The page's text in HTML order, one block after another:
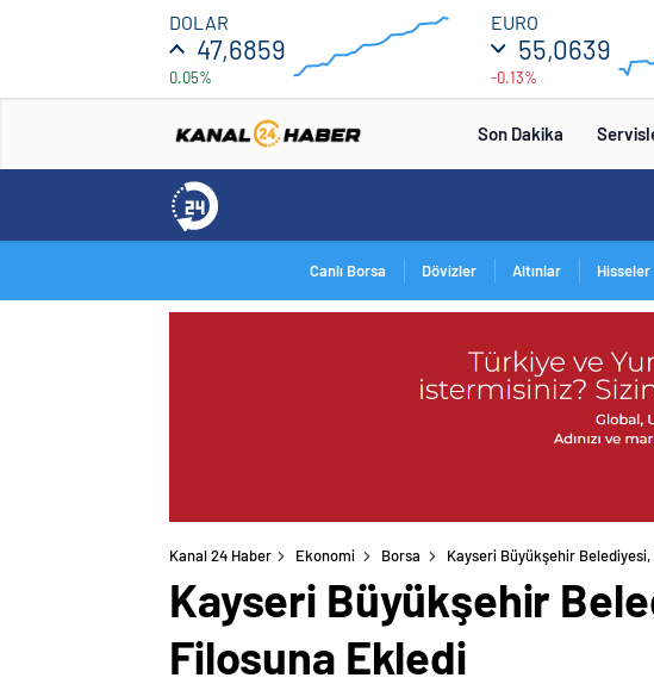
DOLAR
47,6859
0.05%
00:00 00:00
EURO
55,0639
-0.13%
00:00
Son Dakika
Canlı Borsa Dövizler Altınlar Hisseler
Kanal 24 Haber Ekonomi Borsa Kayseri Büyükşehir
Kayseri Büyükşehir
Filosuna Ekledi